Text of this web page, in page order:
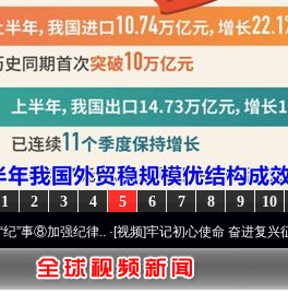
10
9
8
7
6
5
4
3
2
1
律..·[视频]牢记初心使命 奋进复兴征程丨“转折